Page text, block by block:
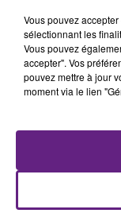
Lyon,
11, et
9h.
Vous pouvez
sélectionnant les
Vous pouvez
accepter". Vos
pouvez mettre à jour
moment via le lien